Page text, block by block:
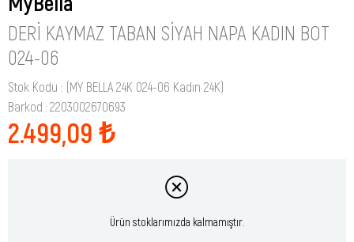
DERI KAYMAZ TABAN SIYAH NAPA KADIN BOT
024-06
Stok Kodu
(MY BELLA 24K 024-06 Kadın 24K)
Barkod : 2203002670693
2.499,09 ₺
Ürün stoklarımızda kalmamıştır.